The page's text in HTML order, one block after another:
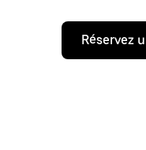
Réservez